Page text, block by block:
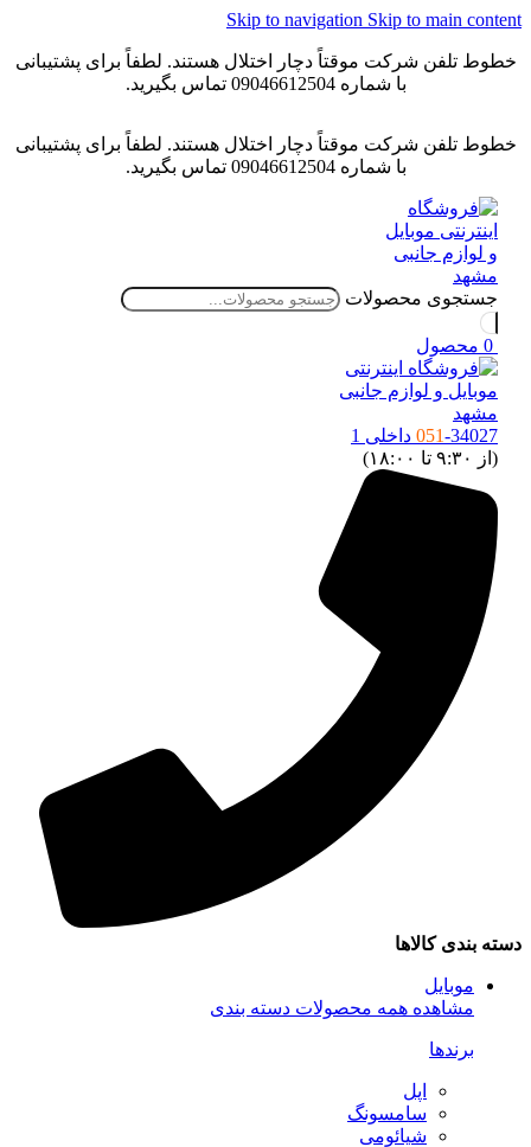
Skip to navigation Skip to main content
خطوط تلفن شرکت موقتاً دچار اختلال هستند. لطفاً برای پشتیبانی
با شماره 09046612504 تماس بگیرید.
خطوط تلفن شرکت موقتاً دچار اختلال هستند. لطفاً برای پشتیبانی
با شماره 09046612504 تماس بگیرید.
جستجوی محصولات
0 محصول
051-34027 داخلی 1
(از ۹:۳۰ تا ۱۸:۰۰)
دسته بندی کالاها
موبایل
مشاهده همه محصولات دسته بندی
برندها
اپل
سامسونگ
شیائومی